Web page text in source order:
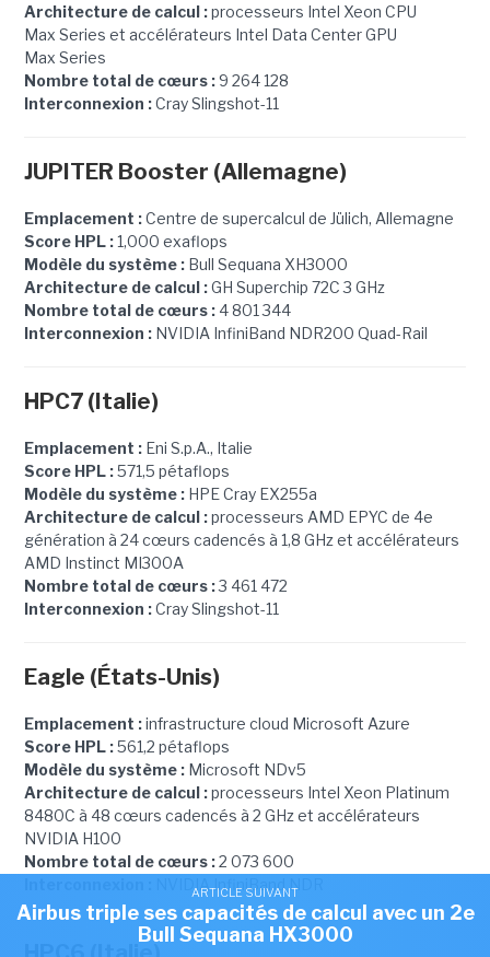
Architecture de calcul :processeurs Intel Xeon CPU
Max Series et accélérateurs Intel Data Center GPU
Max Series
Nombre total de cœurs :9 264 128
Interconnexion :Cray Slingshot-11
JUPITER Booster (Allemagne)
Emplacement :Centre de supercalcul de Jülich, Allemagne
Score HPL :1,000 exaflops
Modèle du système :Bull Sequana XH3000
Architecture de calcul :GH Superchip 72C 3 GHz
Nombre total de cœurs :4 801 344
Interconnexion :NVIDIA InfiniBand NDR200 Quad-Rail
HPC7 (Italie)
Emplacement :Eni S.p.A., Italie
Score HPL :571,5 pétaflops
Modèle du système :HPE Cray EX255a
Architecture de calcul :processeurs AMD EPYC de 4e
génération à 24 cœurs cadencés à 1,8 GHz et accélérateurs
AMD Instinct MI300A
Nombre total de cœurs :3 461 472
Interconnexion :Cray Slingshot-11
Eagle (États-Unis)
Emplacement :infrastructure cloud Microsoft Azure
Score HPL :561,2 pétaflops
Modèle du système :Microsoft NDv5
Architecture de calcul :processeurs Intel Xeon Platinum
8480C à 48 cœurs cadencés à 2 GHz et accélérateurs
NVIDIA H100
Nombre total de cœurs :2 073 600
NVIDIA InfiniBand NDR
ARTICLE SUIVANT
Airbus triple ses capacités de calcul avec un 2e
Bull Sequana HX3000